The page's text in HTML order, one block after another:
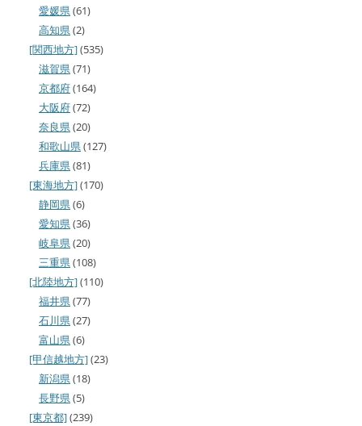
愛媛県(61)
高知県(2)
[関西地方](535)
滋賀県(71)
京都府(164)
大阪府(72)
奈良県(20)
和歌山県(127)
兵庫県(81)
[東海地方](170)
静岡県(6)
愛知県(36)
岐阜県(20)
三重県(108)
[北陸地方](110)
福井県(77)
石川県(27)
富山県(6)
[甲信越地方](23)
新潟県(18)
長野県(5)
[東京都](239)